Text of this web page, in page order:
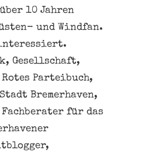
10 Jahren
und Windfan.
interessiert.
Gesellschaft,
Parteibuch,
Bremerhaven,
für das